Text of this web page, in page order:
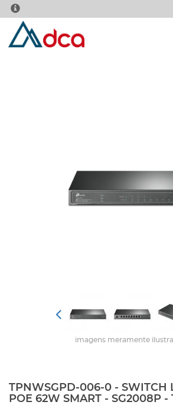
imagens meramente
TPNWSGPD-006-0 - SWITCH
POE 62W SMART - SG2008P -